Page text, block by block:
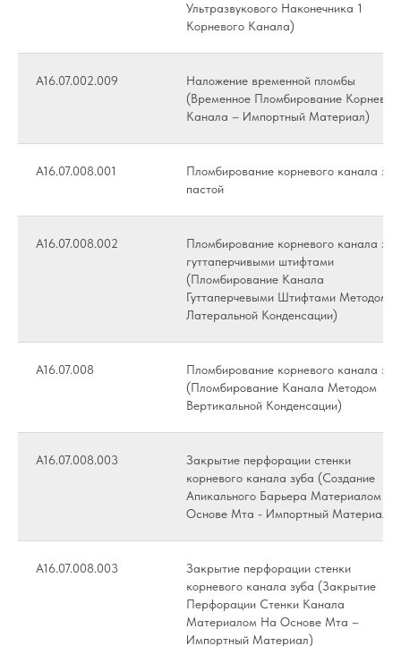
Ультразвукового Наконечника 1
Корневого Канала)
А16.07.002.009
Наложение временной пломбы
(Временное Пломбирование
Канала – Импортный Материал)
А16.07.008.001
Пломбирование корневого канала
пастой
А16.07.008.002
Пломбирование корневого канала
гуттаперчивыми штифтами
(Пломбирование Канала
Гуттаперчевыми Штифтами Методом
Латеральной Конденсации)
А16.07.008
Пломбирование корневого канала
(Пломбирование Канала Методом
Вертикальной Конденсации)
А16.07.008.003
Закрытие перфорации стенки
корневого канала зуба (Создание
Апикального Барьера Материалом На
Основе Мта - Импортный Материал)
А16.07.008.003
Закрытие перфорации стенки
корневого канала зуба (Закрытие
Перфорации Стенки Канала
Материалом На Основе Мта –
Импортный Материал)